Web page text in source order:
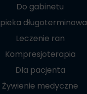
Do gabinetu
długoterminowa
Leczenie ran
Kompresjoterapia
Dla pacjenta
Żywienie medyczne